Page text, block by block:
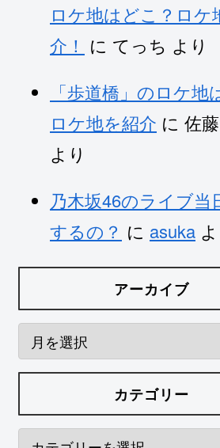
ロケ地はどこ？ロケ
介！ に てっち より
「歩道橋」のロケ地
ロケ地を紹介 に 佐
より
乃木坂46のライブ当
するの？ に asuka
アーカイブ
カテゴリー